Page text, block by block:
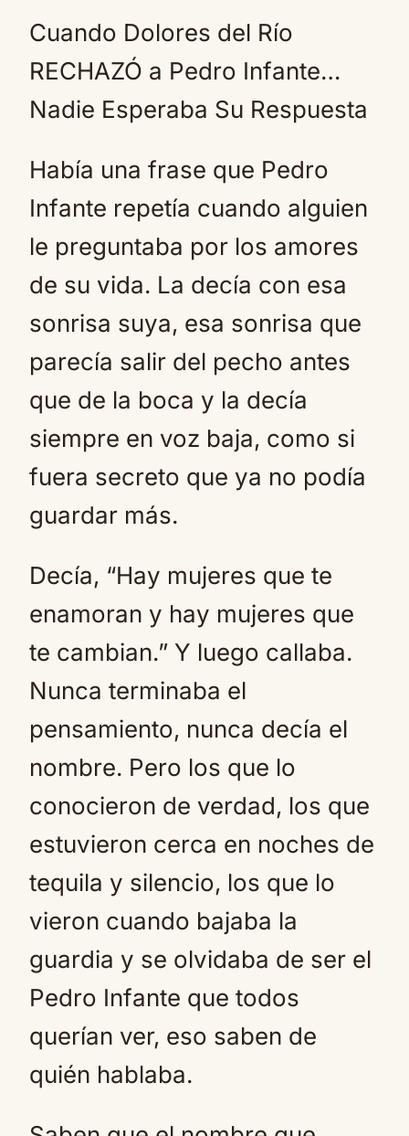
Cuando Dolores del Río
RECHAZÓ a Pedro Infante…
Nadie Esperaba Su Respuesta
Había una frase que Pedro
Infante repetía cuando alguien
le preguntaba por los amores
de su vida. La decía con esa
sonrisa suya, esa sonrisa que
parecía salir del pecho antes
que de la boca y la decía
siempre en voz baja, como si
fuera secreto que ya no podía
guardar más.
Decía, “Hay mujeres que te
enamoran y hay mujeres que
te cambian.” Y luego callaba.
Nunca terminaba el
pensamiento, nunca decía el
nombre. Pero los que lo
conocieron de verdad, los que
estuvieron cerca en noches de
tequila y silencio, los que lo
vieron cuando bajaba la
guardia y se olvidaba de ser el
Pedro Infante que todos
querían ver, eso saben de
quién hablaba.